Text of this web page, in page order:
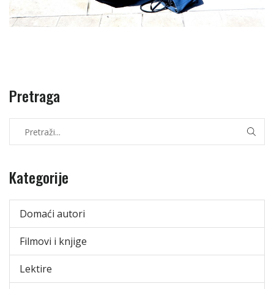
Pretraga
Kategorije
Domaći autori
Filmovi i knjige
Lektire